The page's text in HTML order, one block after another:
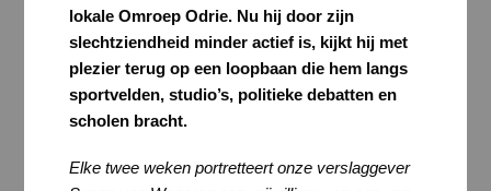
lokale Omroep Odrie. Nu hij door zijn
slechtziendheid minder actief is, kijkt hij met
plezier terug op een loopbaan die hem langs
sportvelden, studio’s, politieke debatten en
scholen bracht.
Elke twee weken portretteert onze verslaggever